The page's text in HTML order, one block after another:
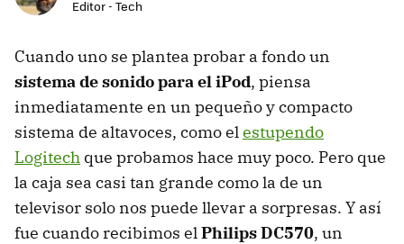
Editor - Tech
Cuando uno se plantea probar a fondo un
sistema de sonido para el iPod, piensa
inmediatamente en un pequeño y compacto
sistema de altavoces, como elestupendo
Logitech que probamos hace muy poco. Pero que
la caja sea casi tan grande como la de un
televisor solo nos puede llevar a sorpresas. Y así
fue cuando recibimos elPhilips DC570, un